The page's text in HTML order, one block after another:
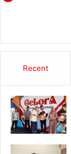
Recent